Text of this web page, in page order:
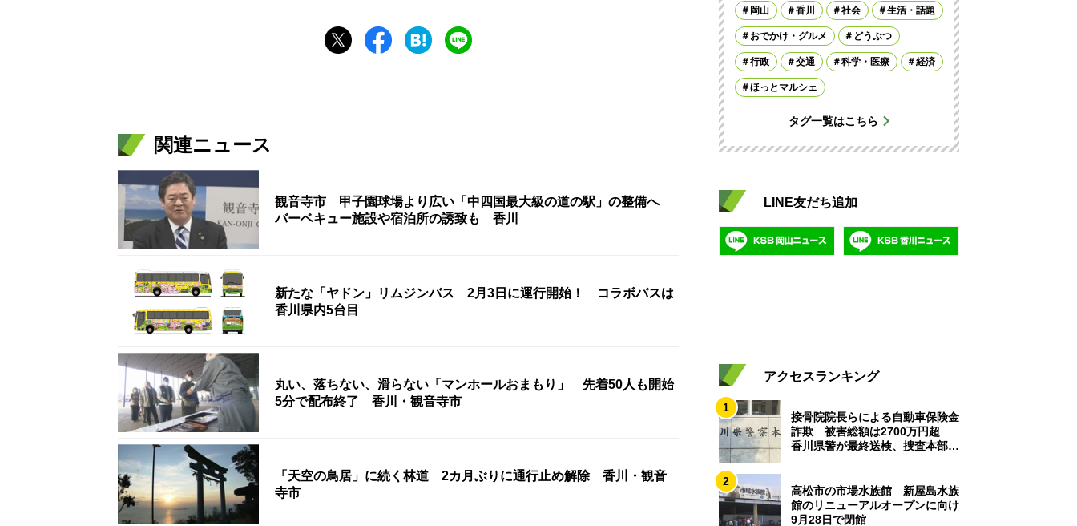
関連ニュース
観音寺市 甲子園球場より広い「中四国最大級の道の駅」の整備へ
バーベキュー施設や宿泊所の誘致も 香川
新たな「ヤドン」リムジンバス 2月3日に運行開始！ コラボバスは
香川県内5台目
丸い、落ちない、滑らない「マンホールおまもり」 先着50人も開始
5分で配布終了 香川・観音寺市
「天空の鳥居」に続く林道 2カ月ぶりに通行止め解除 香川・観音
寺市
岡山 香川 社会 生活・話題
おでかけ・グルメ どうぶつ
行政 交通 科学・医療 経済
ほっとマルシェ
タグ一覧はこちら
LINE友だち追加
アクセスランキング
1
接骨院院長らによる自動車保険金
詐欺 被害総額は2700万円超
香川県警が最終送検、捜査本部解
2
高松市の市場水族館 新屋島水族
館のリニューアルオープンに向け
9月28日で閉館